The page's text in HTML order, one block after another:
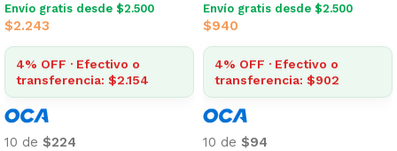
Envío gratis desde $2.500
$910
4% OFF · Efectivo o
transferencia: $874
10 de $91
Envío gratis desde $2.500
$966
4% OFF · Efectivo o
transferencia: $927
10 de $97